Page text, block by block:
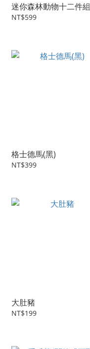
迷你森林動物十二件組
NT$599
格士德馬(黑)
NT$399
大肚豬
NT$199